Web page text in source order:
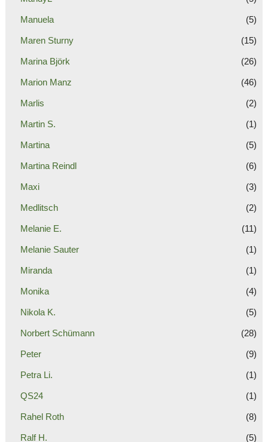
Manuela (5)
Maren Sturny (15)
Marina Björk (26)
Marion Manz (46)
Marlis (2)
Martin S. (1)
Martina (5)
Martina Reindl (6)
Maxi (3)
Medlitsch (2)
Melanie E. (11)
Melanie Sauter (1)
Miranda (1)
Monika (4)
Nikola K. (5)
Norbert Schümann (28)
Peter (9)
Petra Li. (1)
QS24 (1)
Rahel Roth (8)
Ralf H. (5)